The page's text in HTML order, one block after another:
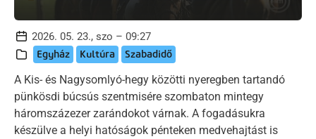
2026. 05. 23., szo – 09:27
Egyház Kultúra Szabadidő
A Kis- és Nagysomlyó-hegy közötti nyeregben tartandó
pünkösdi búcsús szentmisére szombaton mintegy
háromszázezer zarándokot várnak. A fogadásukra
készülve a helyi hatóságok pénteken medvehajtást is